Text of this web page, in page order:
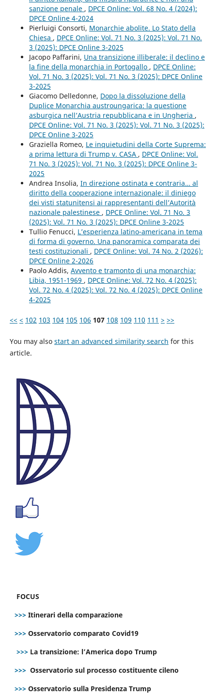
sanzione penale , DPCE Online: Vol. 68 No. 4 (2024):
DPCE Online 4-2024
Pierluigi Consorti, Monarchie abolite. Lo Stato della
Chiesa , DPCE Online: Vol. 71 No. 3 (2025): Vol. 71 No.
3 (2025): DPCE Online 3-2025
Jacopo Paffarini, Una transizione illiberale: il declino e
la fine della monarchia in Portogallo , DPCE Online:
Vol. 71 No. 3 (2025): Vol. 71 No. 3 (2025): DPCE Online
3-2025
Giacomo Delledonne, Dopo la dissoluzione della
Duplice Monarchia austroungarica: la questione
asburgica nell’Austria repubblicana e in Ungheria ,
DPCE Online: Vol. 71 No. 3 (2025): Vol. 71 No. 3 (2025):
DPCE Online 3-2025
Graziella Romeo, Le inquietudini della Corte Suprema:
a prima lettura di Trump v. CASA , DPCE Online: Vol.
71 No. 3 (2025): Vol. 71 No. 3 (2025): DPCE Online 3-
2025
Andrea Insolia, In direzione ostinata e contraria… al
diritto della cooperazione internazionale: il diniego
dei visti statunitensi ai rappresentanti dell’Autorità
nazionale palestinese , DPCE Online: Vol. 71 No. 3
(2025): Vol. 71 No. 3 (2025): DPCE Online 3-2025
Tullio Fenucci, L’esperienza latino-americana in tema
di forma di governo. Una panoramica comparata dei
testi costituzionali , DPCE Online: Vol. 74 No. 2 (2026):
DPCE Online 2-2026
Paolo Addis, Avvento e tramonto di una monarchia:
Libia, 1951-1969 , DPCE Online: Vol. 72 No. 4 (2025):
Vol. 72 No. 4 (2025): Vol. 72 No. 4 (2025): DPCE Online
4-2025
<< < 102 103 104 105 106 107 108 109 110 111 > >>
You may also start an advanced similarity search for this
article.
FOCUS
>>> Itinerari della comparazione
>>> Osservatorio comparato Covid19
>>> La transizione: l’America dopo Trump
>>> Osservatorio sul processo costituente cileno
>>> Osservatorio sulla Presidenza Trump